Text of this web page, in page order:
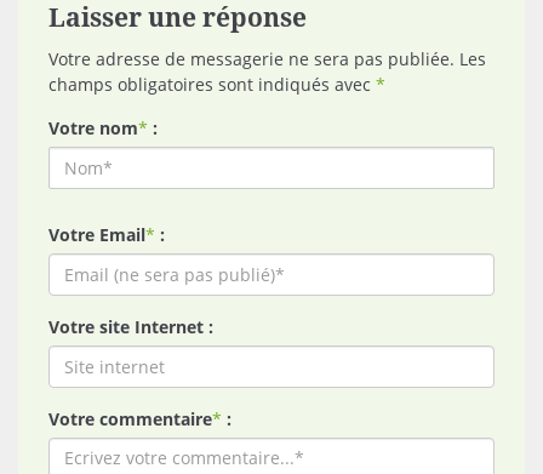
Laisser une réponse
Votre adresse de messagerie ne sera pas publiée. Les
champs obligatoires sont indiqués avec *
Votre nom* :
Votre Email* :
Votre site Internet :
Votre commentaire* :